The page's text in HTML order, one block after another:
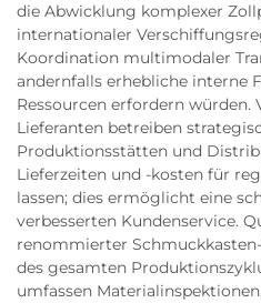
die Abwicklung komplexer
internationaler
Koordination multimodaler
andernfalls erhebliche interne
Ressourcen erfordern würden.
Lieferanten betreiben
Produktionsstätten und
Lieferzeiten und -kosten für
lassen; dies ermöglicht eine
verbesserten Kundenservice.
renommierter
des gesamten
umfassen